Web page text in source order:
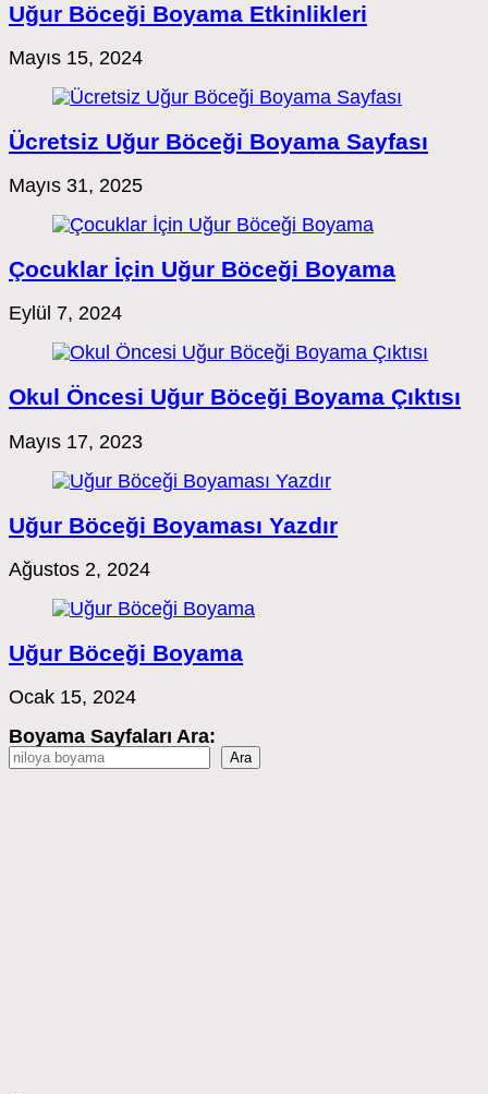
Uğur Böceği Boyama Etkinlikleri
Mayıs 15, 2024
Ücretsiz Uğur Böceği Boyama Sayfası
Mayıs 31, 2025
Çocuklar İçin Uğur Böceği Boyama
Eylül 7, 2024
Okul Öncesi Uğur Böceği Boyama Çıktısı
Mayıs 17, 2023
Uğur Böceği Boyaması Yazdır
Ağustos 2, 2024
Uğur Böceği Boyama
Ocak 15, 2024
Boyama Sayfaları Ara:
Ara